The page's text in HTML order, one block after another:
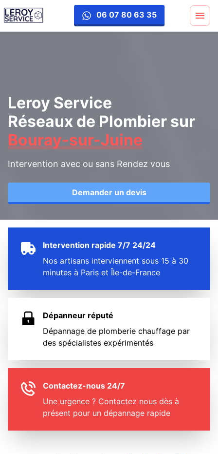
06 07 80 63 35
Leroy Service
Réseaux de Plombier sur
Bouray-sur-Juine
Intervention avec ou sans Rendez vous
Demander un devis
Intervention rapide 7/7 24/24
Nos artisans interviennent sous 15 à 30
minutes à Paris et Île-de-France
Dépanneur réputé
Dépannage de plomberie chauffage par
des spécialistes expérimentés
Contactez-nous 24/7
Une urgence ? Contactez nous dès à
présent pour un dépannage rapide